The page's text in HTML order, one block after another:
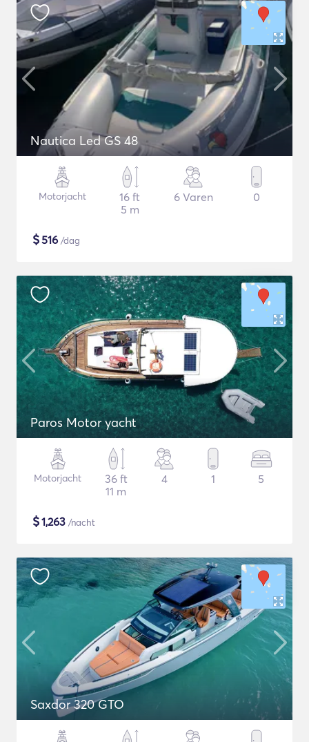
Nautica Led GS 48
Motorjacht
16 ft
5 m
6 Varen 0
$516 /dag
Paros Motor yacht
Motorjacht
36 ft
11 m
4 1 5
$1,263 /nacht
Saxdor 320 GTO